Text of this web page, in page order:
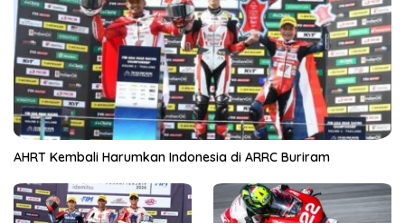
AHRT Kembali Harumkan Indonesia di ARRC Buriram